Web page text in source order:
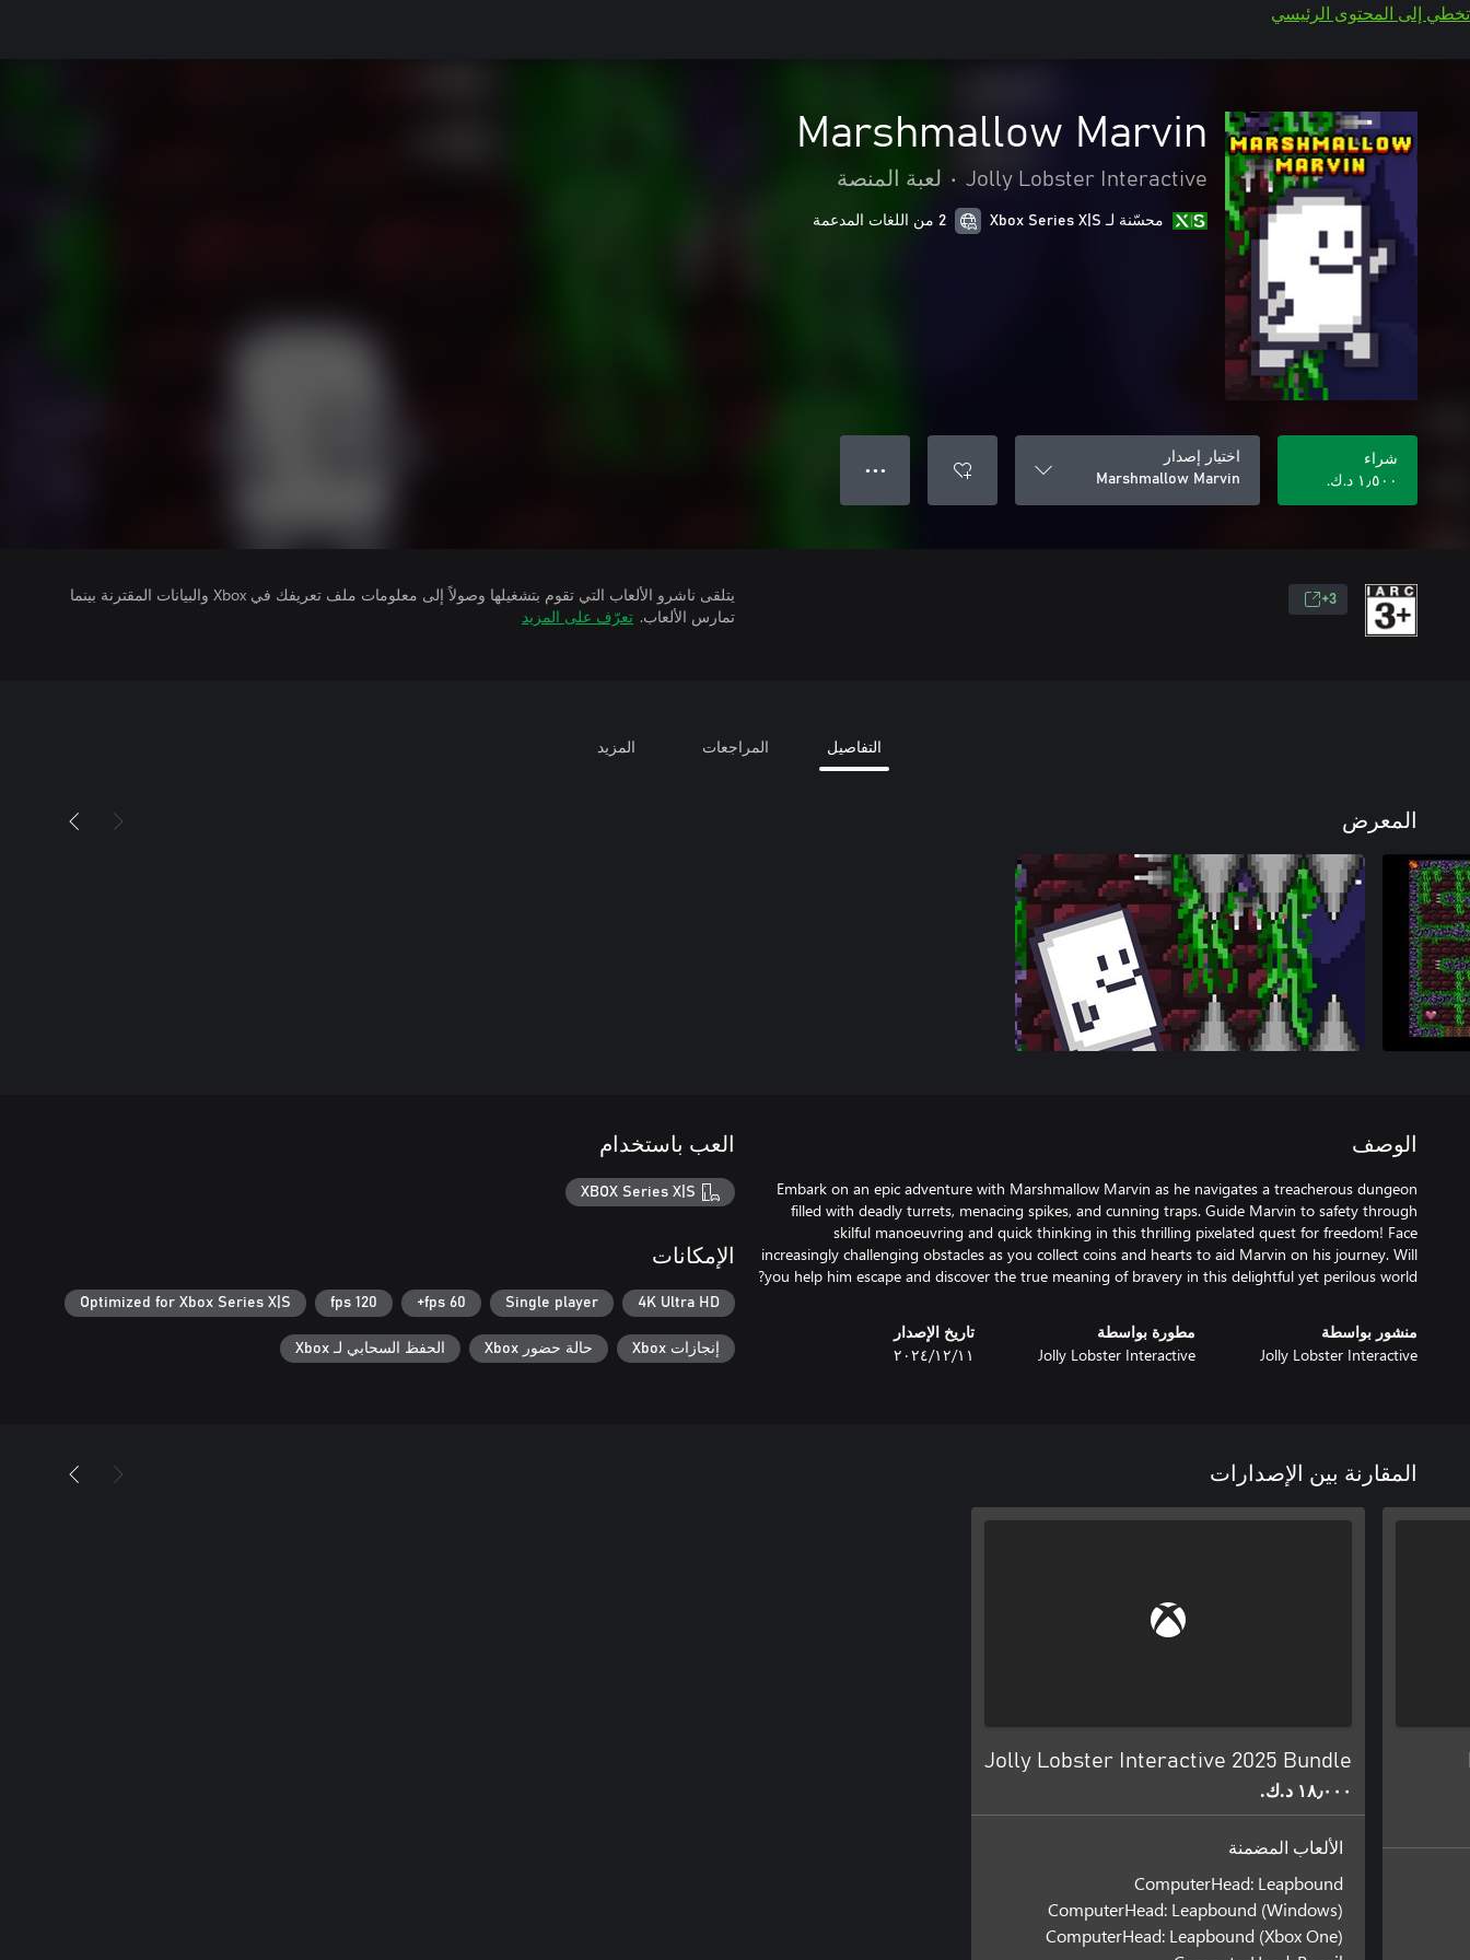
تخطي إلى المحتوى الرئيسي
Marshmallow Marvin
Jolly Lobster Interactive
• لعبة المنصة
محسّنة لـ Xbox Series X|S 2 من اللغات المدعمة
شراء
١٫٥٠٠ د.ك.‏
اختيار إصدار
Marshmallow Marvin
● ● ●
3+
يتلقى ناشرو الألعاب التي تقوم بتشغيلها وصولاً إلى معلومات ملف تعريفك في Xbox والبيانات المقترنة بينما
تمارس الألعاب. تعرّف على المزيد
التفاصيل المراجعات المزيد
المعرض
الوصف
Embark on an epic adventure with Marshmallow Marvin as he navigates a treacherous dungeon
filled with deadly turrets, menacing spikes, and cunning traps. Guide Marvin to safety through
skilful manoeuvring and quick thinking in this thrilling pixelated quest for freedom! Face
increasingly challenging obstacles as you collect coins and hearts to aid Marvin on his journey. Will
you help him escape and discover the true meaning of bravery in this delightful yet perilous world?
منشور بواسطة
Jolly Lobster Interactive
مطورة بواسطة
Jolly Lobster Interactive
تاريخ الإصدار
١١‏/١٢‏/٢٠٢٤
العب باستخدام
XBOX Series X|S
الإمكانات
4K Ultra HD
Single player
60 fps+
120 fps
Optimized for Xbox Series X|S
إنجازات Xbox حالة حضور Xbox الحفظ السحابي لـ Xbox
المقارنة بين الإصدارات
Jolly Lobster Interactive 2025 Bundle
١٨٫٠٠٠ د.ك.‏
الألعاب المضمنة
ComputerHead: Leapbound
ComputerHead: Leapbound (Windows)
ComputerHead: Leapbound (Xbox One)